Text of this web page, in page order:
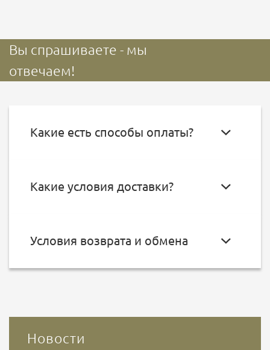
Вы спрашиваете - мы
отвечаем!
Какие есть способы оплаты?
Какие условия доставки?
Условия возврата и обмена
Новости